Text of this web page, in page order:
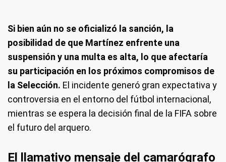
Si bien aún no se oficializó la sanción, la
posibilidad de que Martínez enfrente una
suspensión y una multa es alta, lo que afectaría
su participación en los próximos compromisos de
la Selección. El incidente generó gran expectativa y
controversia en el entorno del fútbol internacional,
mientras se espera la decisión final de la FIFA sobre
el futuro del arquero.
El llamativo mensaje del camarógrafo